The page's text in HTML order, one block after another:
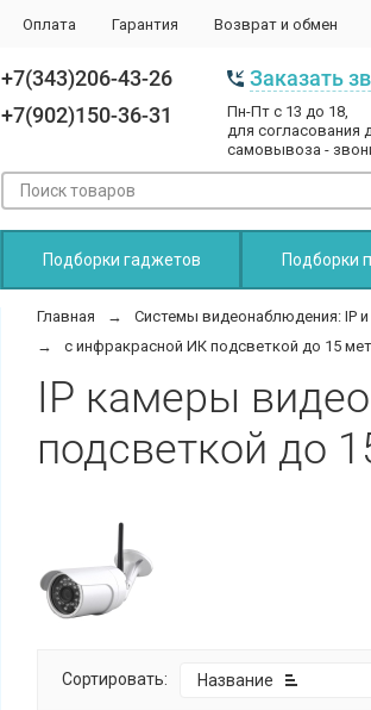
Оплата Гарантия Возврат и обмен
+7(343)206-43-26
+7(902)150-36-31
Заказать
Пн-Пт с 13 до 18,
для согласования
самовывоза -
Подборки гаджетов Подборки
Главная Системы видеонаблюдения: IP
с инфракрасной ИК подсветкой до 15
IP камеры
подсветкой до
Сортировать: Название